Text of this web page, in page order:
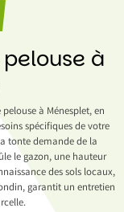
à
à Ménesplet, en
spécifiques de votre
tonte demande de la
le gazon, une hauteur
des sols locaux,
garantit un entretien